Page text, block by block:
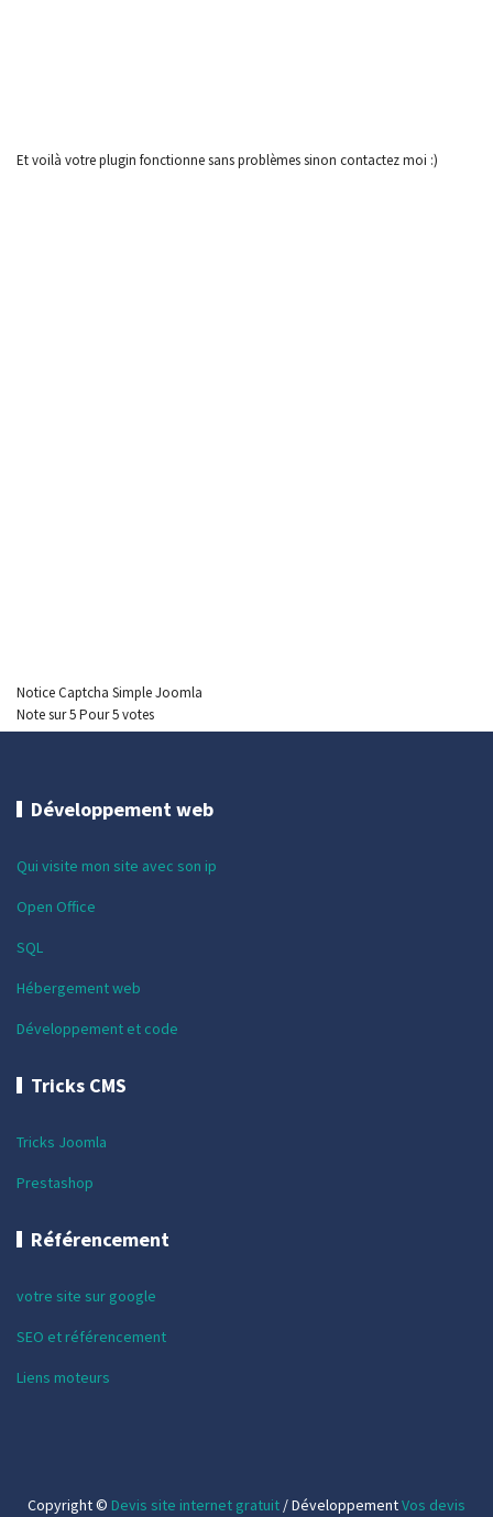
Et voilà votre plugin fonctionne sans problèmes sinon contactez moi :)
Notice Captcha Simple Joomla
Notesur5Pour5 votes
Développement web
Qui visite mon site avec son ip
Open Office
SQL
Hébergement web
Développement et code
Tricks CMS
Tricks Joomla
Prestashop
Référencement
votre site sur google
SEO et référencement
Liens moteurs
Copyright © Devis site internet gratuit / DéveloppementVos devis